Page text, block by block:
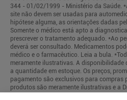
344 - 01/02/1999 - Ministério da Saúde.
site não devem ser usadas para
hipótese alguma, as orientações dadas
Somente o médico está apto a
prescrever o tratamento adequado. *Ao
deverá ser consultado. Medicamentos
médico e o farmacêutico. Leia a bula.
meramente ilustrativas. A disponibilidade
a quantidade em estoque. Os preços,
pagamento são exclusivos para compras
produtos são meramente ilustrativas e a